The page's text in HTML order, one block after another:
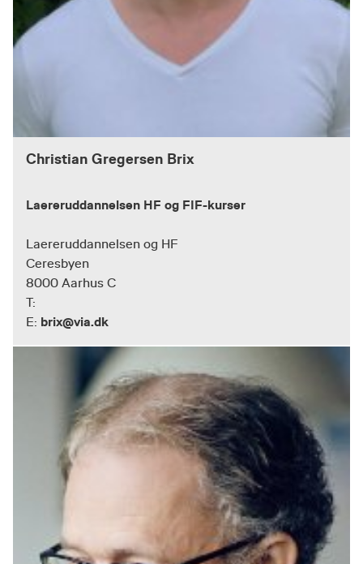
Christian Gregersen Brix
Laereruddannelsen HF og FIF-kurser
Laereruddannelsen og HF
Ceresbyen
8000 Aarhus C
T:
E: brix@via.dk